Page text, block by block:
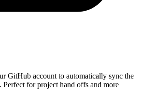
GitHub account to automatically sync the
Perfect for project hand offs and more